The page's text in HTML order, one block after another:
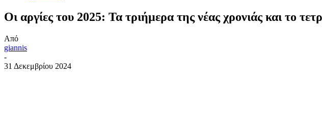
Οι αργίες του 2025: Τα τριήμερα της νέας χρονιάς και το
Από
giannis
-
31 Δεκεμβρίου 2024